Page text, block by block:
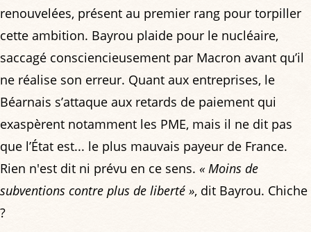
renouvelées, présent au premier rang pour torpiller
cette ambition. Bayrou plaide pour le nucléaire,
saccagé consciencieusement par Macron avant qu’il
ne réalise son erreur. Quant aux entreprises, le
Béarnais s’attaque aux retards de paiement qui
exaspèrent notamment les PME, mais il ne dit pas
que l’État est... le plus mauvais payeur de France.
Rien n'est dit ni prévu en ce sens. « Moins de
subventions contre plus de liberté », dit Bayrou. Chiche
?